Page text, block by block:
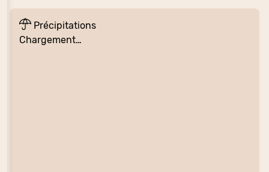
Précipitations
Chargement…